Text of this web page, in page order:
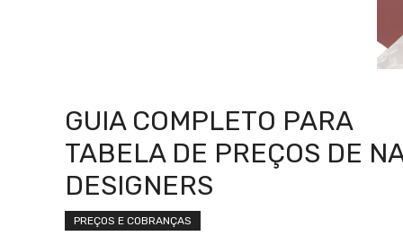
GUIA COMPLETO PARA
TABELA DE PREÇOS DE
DESIGNERS
PREÇOS E COBRANÇAS